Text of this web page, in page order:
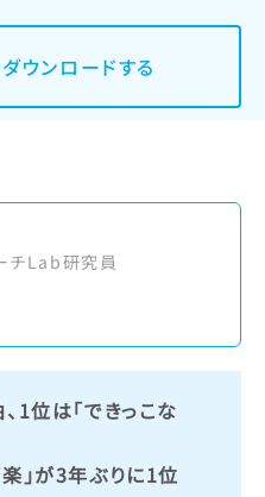
ウンロードする
チLab研究員
1位は「できっこな
」が3年ぶりに1位